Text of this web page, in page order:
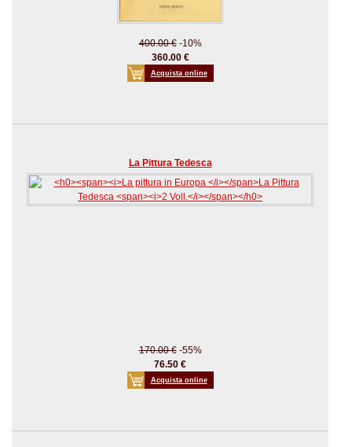
400.00 €-10%
360.00 €
Acquista online
La Pittura Tedesca
170.00 €-55%
76.50 €
Acquista online